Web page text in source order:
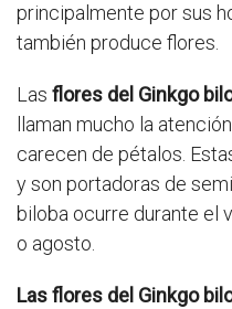
principalmente por sus
también produce flores.
Las flores del Ginkgo
llaman mucho la
carecen de pétalos.
y son portadoras de
biloba ocurre durante el
o agosto.
Las flores del Ginkgo